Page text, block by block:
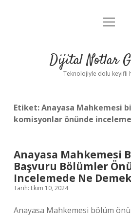
Anasayfa
Yasal Uyarı
menüyü
Dijital Notlar
Teknolojiyle dolu keyifli
Etiket:Anayasa Mahkemesi
komisyonlar önünde
Anayasa Mahkemesi
Başvuru Bölümler
Incelemede Ne Demek
Tarih: Ekim 10, 2024
Anayasa Mahkemesi bölüm